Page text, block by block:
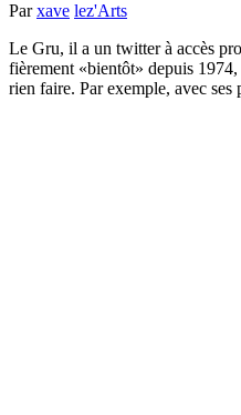
Parxave lez'Arts
Le Gru, il a un twitter à accès
fièrement
bientôt
depuis 1974,
rien faire. Par exemple, avec ses